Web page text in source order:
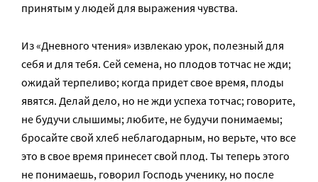
принятым у людей для выражения чувства.
Из «Дневного чтения» извлекаю урок, полезный для
себя и для тебя. Сей семена, но плодов тотчас не жди;
ожидай терпеливо; когда придет свое время, плоды
явятся. Делай дело, но не жди успеха тотчас; говорите,
не будучи слышимы; любите, не будучи понимаемы;
бросайте свой хлеб неблагодарным, но верьте, что все
это в свое время принесет свой плод. Ты теперь этого
не понимаешь, говорил Господь ученику, но после